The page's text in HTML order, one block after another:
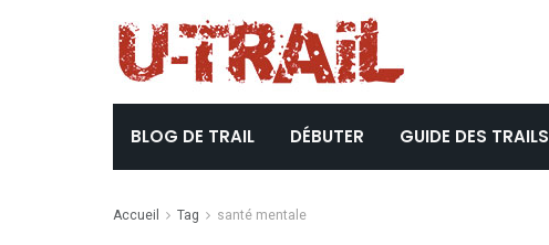
BLOG DE TRAIL DÉBUTER GUIDE DES TRAILS
Accueil Tag santé mentale